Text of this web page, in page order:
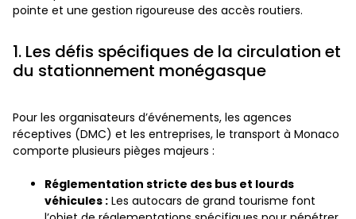
pointe et une gestion rigoureuse des accès routiers.
1. Les défis spécifiques de la circulation et
du stationnement monégasque
Pour les organisateurs d’événements, les agences
réceptives (DMC) et les entreprises, le transport à Monaco
comporte plusieurs pièges majeurs :
Réglementation stricte des bus et lourds
véhicules : Les autocars de grand tourisme font